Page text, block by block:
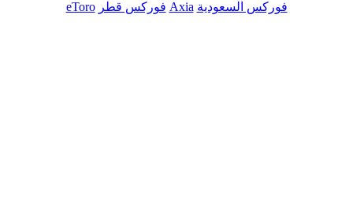
فوركس السعودية Axia فوركس قطر eToro